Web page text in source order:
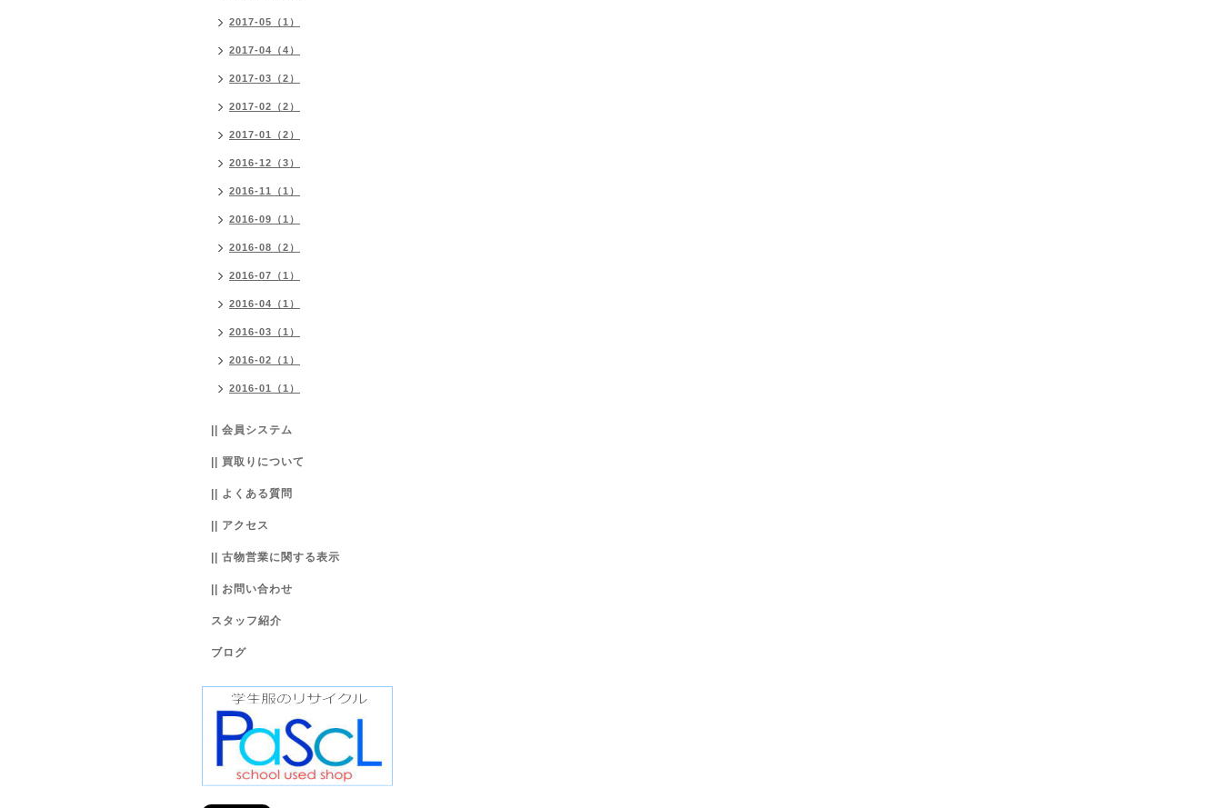
2017-05（1）
2017-04（4）
2017-03（2）
2017-02（2）
2017-01（2）
2016-12（3）
2016-11（1）
2016-09（1）
2016-08（2）
2016-07（1）
2016-04（1）
2016-03（1）
2016-02（1）
2016-01（1）
|| 会員システム
|| 買取りについて
|| よくある質問
|| アクセス
|| 古物営業に関する表示
|| お問い合わせ
スタッフ紹介
ブログ